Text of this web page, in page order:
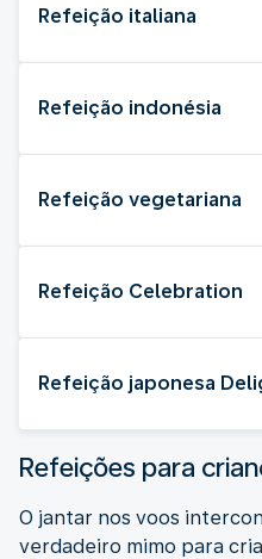
Refeição italiana
Refeição indonésia
Refeição vegetariana
Refeição Celebration
Refeição japonesa
Refeições para
O jantar nos voos
verdadeiro mimo para